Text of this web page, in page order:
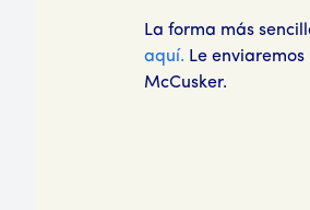
La forma más
aquí. Le
McCusker.